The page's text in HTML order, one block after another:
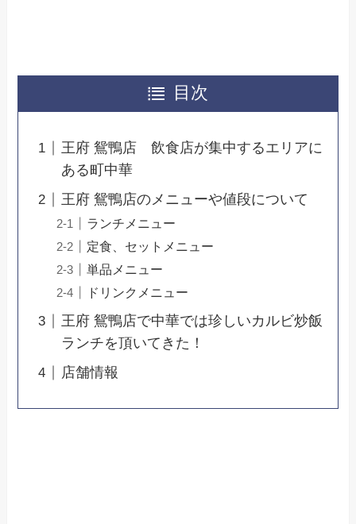
目次
王府 鴛鴨店 飲食店が集中するエリアに
ある町中華
王府 鴛鴨店のメニューや値段について
ランチメニュー
定食、セットメニュー
単品メニュー
ドリンクメニュー
王府 鴛鴨店で中華では珍しいカルビ炒飯
ランチを頂いてきた！
店舗情報